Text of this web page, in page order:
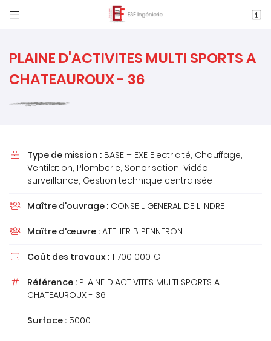
 
1 Rue des Métiers, Le Clos de l'Ormeau
05 49 62 02 02
Adresse email de réception
PLAINE D'ACTIVITES MULTI SPORTS A
CHATEAUROUX - 36
 Type de mission : BASE + EXE Electricité, Chauffage,
Ventilation, Plomberie, Sonorisation, Vidéo
surveillance, Gestion technique centralisée
 Maître d'ouvrage : CONSEIL GENERAL DE L'INDRE
 Maître d'œuvre : ATELIER B PENNERON
 Coût des travaux : 1 700 000 €
 Référence : PLAINE D'ACTIVITES MULTI SPORTS A
CHATEAUROUX - 36
 Surface : 5000